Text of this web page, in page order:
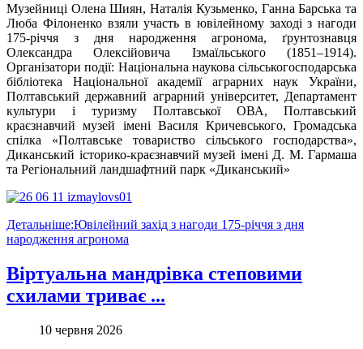
Музейниці Олена Шиян, Наталія Кузьменко, Ганна Барська та
Люба Філоненко взяли участь в ювілейному заході з нагоди
175-річчя з дня народження агронома, ґрунтознавця
Олександра Олексійовича Ізмаїльського (1851–1914).
Організатори події: Національна наукова сільськогосподарська
бібліотека Національної академії аграрних наук України,
Полтавський державний аграрний університет, Департамент
культури і туризму Полтавської ОВА, Полтавський
краєзнавчий музей імені Василя Кричевського, Громадська
спілка «Полтавське товариство сільського господарства»,
Диканський історико-краєзнавчий музей імені Д. М. Гармаша
та Регіональний ландшафтний парк «Диканський»
Детальніше:Ювілейний захід з нагоди 175-річчя з дня
народження агронома
Віртуальна мандрівка степовими
схилами триває ...
10 червня 2026